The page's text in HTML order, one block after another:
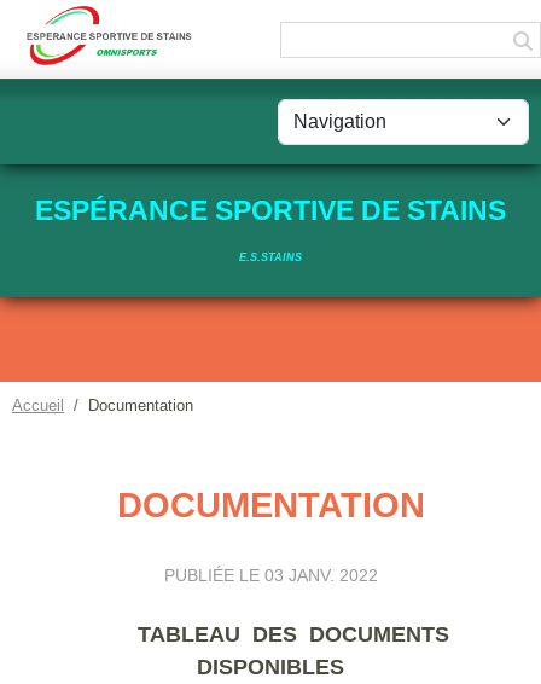
ESPÉRANCE SPORTIVE DE STAINS
E.S.STAINS
Accueil Documentation
DOCUMENTATION
PUBLIÉE LE 03 JANV. 2022
TABLEAU DES DOCUMENTS
DISPONIBLES
Panneau de gestion des cookies